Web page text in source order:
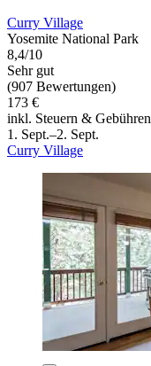
Curry Village
Yosemite National Park
8,4/10
Sehr gut
(907 Bewertungen)
173 €
inkl. Steuern & Gebühren
1. Sept.–2. Sept.
Curry Village